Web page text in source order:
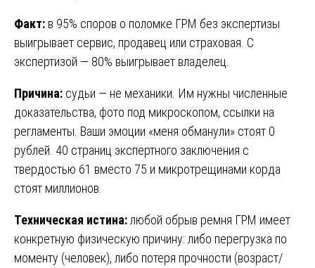
Факт: в 95% споров о поломке ГРМ без экспертизы
выигрывает сервис, продавец или страховая. С
экспертизой — 80% выигрывает владелец.
Причина: судьи — не механики. Им нужны численные
доказательства, фото под микроскопом, ссылки на
регламенты. Ваши эмоции «меня обманули» стоят 0
рублей. 40 страниц экспертного заключения с
твердостью 61 вместо 75 и микротрещинами корда
стоят миллионов.
Техническая истина: любой обрыв ремня ГРМ имеет
конкретную физическую причину: либо перегрузка по
моменту (человек), либо потеря прочности (возраст/